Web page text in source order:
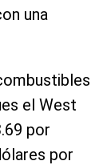
una
el West
por
por